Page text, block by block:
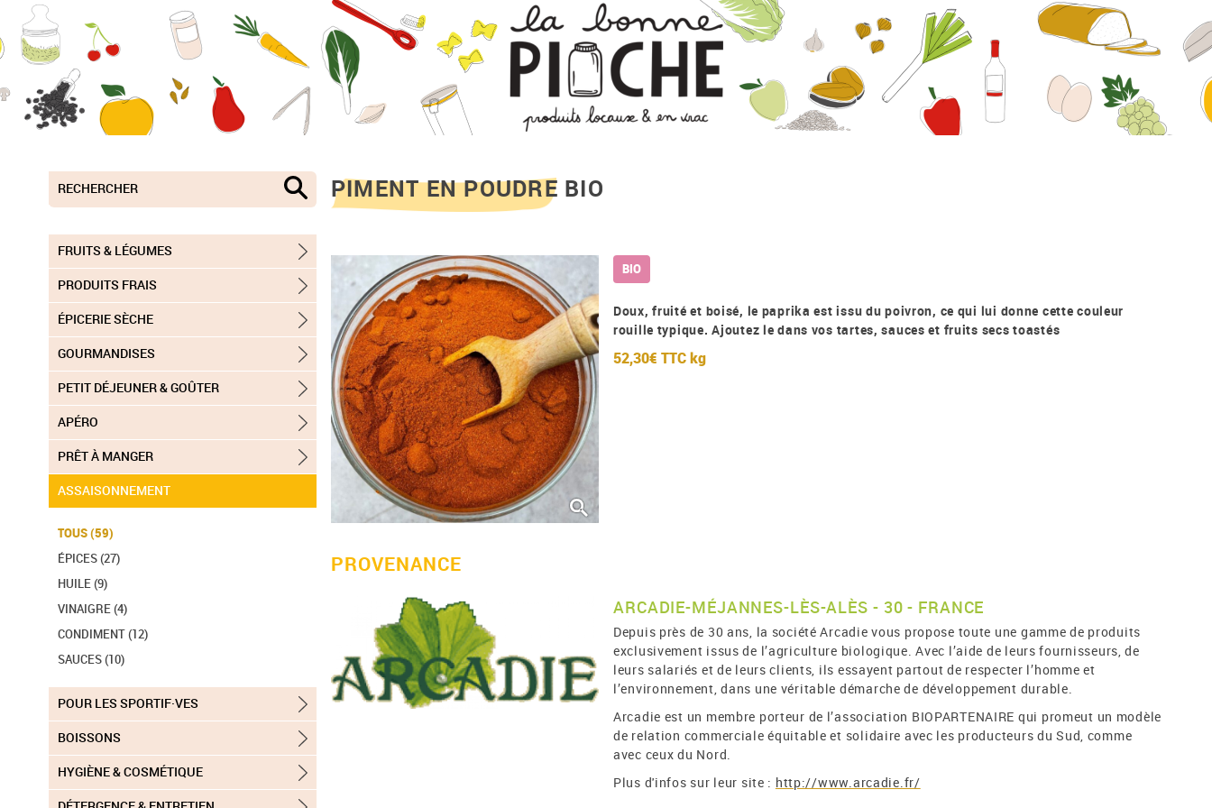
FRUITS & LÉGUMES
PRODUITS FRAIS
ÉPICERIE SÈCHE
GOURMANDISES
PETIT DÉJEUNER & GOÛTER
APÉRO
PRÊT À MANGER
ASSAISONNEMENT
TOUS (59)
ÉPICES (27)
HUILE (9)
VINAIGRE (4)
CONDIMENT (12)
SAUCES (10)
POUR LES SPORTIF·VES
BOISSONS
HYGIÈNE & COSMÉTIQUE
PIMENT EN POUDRE BIO
BIO
Doux, fruité et boisé, le paprika est issu du poivron, ce qui lui donne cette couleur
rouille typique. Ajoutez le dans vos tartes, sauces et fruits secs toastés
52,30€ TTCkg
PROVENANCE
ARCADIE-MÉJANNES-LÈS-ALÈS - 30 - FRANCE
Depuis près de 30 ans, la société Arcadie vous propose toute une gamme de produits
exclusivement issus de l’agriculture biologique. Avec l’aide de leurs fournisseurs, de
leurs salariés et de leurs clients, ils essayent partout de respecter l’homme et
l’environnement, dans une véritable démarche de développement durable.
Arcadie est un membre porteur de l’association BIOPARTENAIRE qui promeut un modèle
de relation commerciale équitable et solidaire avec les producteurs du Sud, comme
avec ceux du Nord.
Plus d'infos sur leur site : http://www.arcadie.fr/